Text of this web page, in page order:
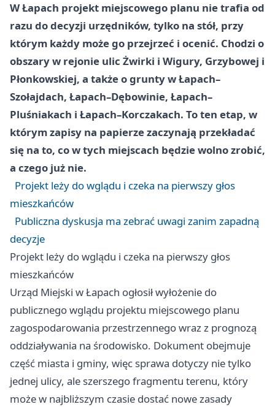
W Łapach projekt miejscowego planu nie trafia od
razu do decyzji urzędników, tylko na stół, przy
którym każdy może go przejrzeć i ocenić. Chodzi o
obszary w rejonie ulic Żwirki i Wigury, Grzybowej i
Płonkowskiej, a także o grunty w Łapach–
Szołajdach, Łapach–Dębowinie, Łapach–
Pluśniakach i Łapach–Korczakach. To ten etap, w
którym zapisy na papierze zaczynają przekładać
się na to, co w tych miejscach będzie wolno zrobić,
a czego już nie.
Projekt leży do wglądu i czeka na pierwszy głos
mieszkańców
Publiczna dyskusja ma zebrać uwagi zanim zapadną
decyzje
Projekt leży do wglądu i czeka na pierwszy głos
mieszkańców
Urząd Miejski w Łapach ogłosił wyłożenie do
publicznego wglądu projektu miejscowego planu
zagospodarowania przestrzennego wraz z prognozą
oddziaływania na środowisko. Dokument obejmuje
część miasta i gminy, więc sprawa dotyczy nie tylko
jednej ulicy, ale szerszego fragmentu terenu, który
może w najbliższym czasie dostać nowe zasady